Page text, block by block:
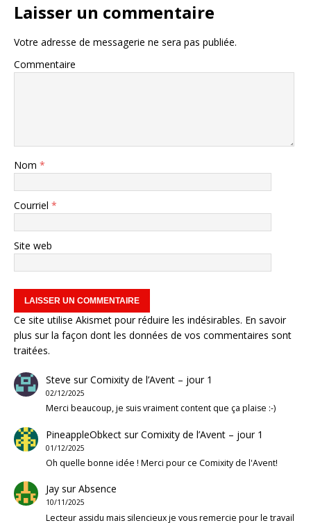
Laisser un commentaire
Votre adresse de messagerie ne sera pas publiée.
Commentaire
Nom *
Courriel *
Site web
Ce site utilise Akismet pour réduire les indésirables. En savoir
plus sur la façon dont les données de vos commentaires sont
traitées.
Steve surComixity de l’Avent – jour 1
02/12/2025
Merci beaucoup, je suis vraiment content que ça plaise :-)
PineappleObkectsurComixity de l’Avent – jour 1
01/12/2025
Oh quelle bonne idée ! Merci pour ce Comixity de l'Avent!
JaysurAbsence
10/11/2025
Lecteur assidu mais silencieux je vous remercie pour le travail